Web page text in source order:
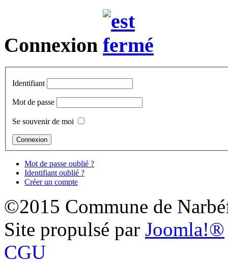
Connexion
Identifiant
Mot de passe
Se souvenir de moi
Mot de passe oublié ?
Identifiant oublié ?
Créer un compte
©2015 Commune de
Site propulsé par Joomla!®
CGU